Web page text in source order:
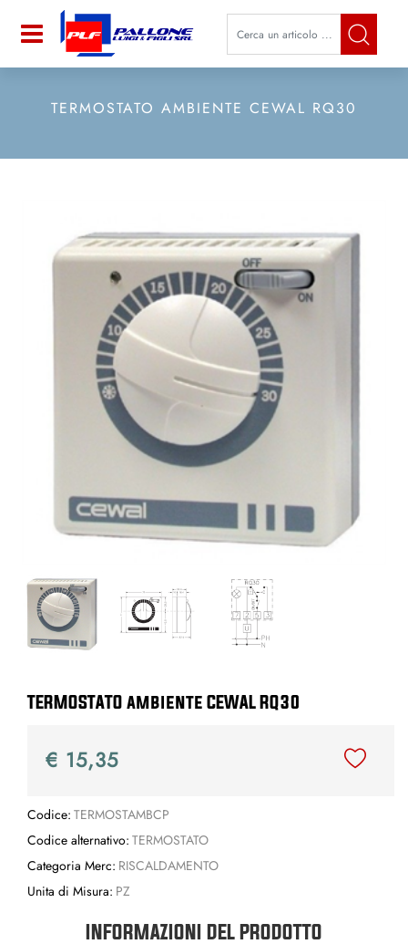
Open La modifica di un filtro
TERMOSTATO AMBIENTE CEWAL RQ30
TERMOSTATO ambiente CEWAL RQ30
€ 15,35
Codice: TERMOSTAMBCP
Codice alternativo: TERMOSTATO
Categoria Merc: RISCALDAMENTO
Unita di Misura: PZ
INFORMAZIONI DEL PRODOTTO